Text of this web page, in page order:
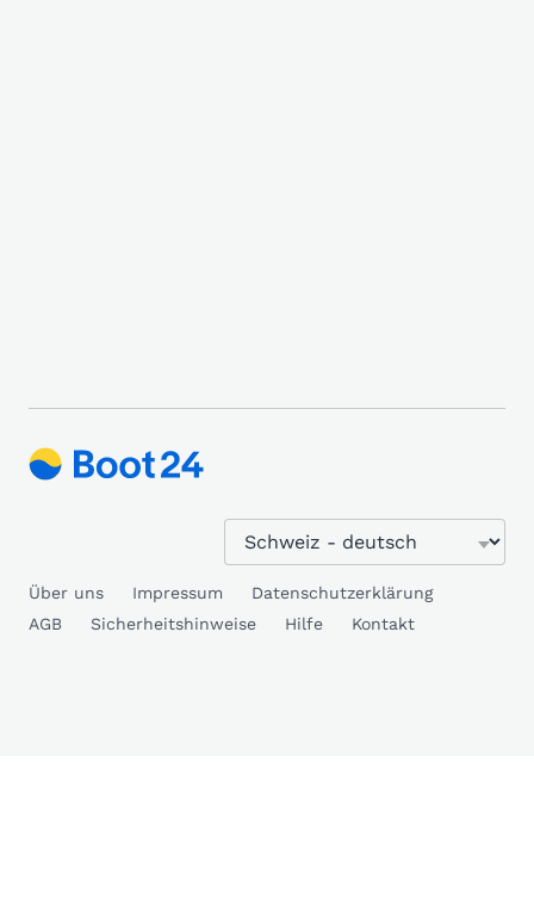
Über uns Impressum
Datenschutzerklärung
AGB
Sicherheitshinweise Hilfe Kontakt